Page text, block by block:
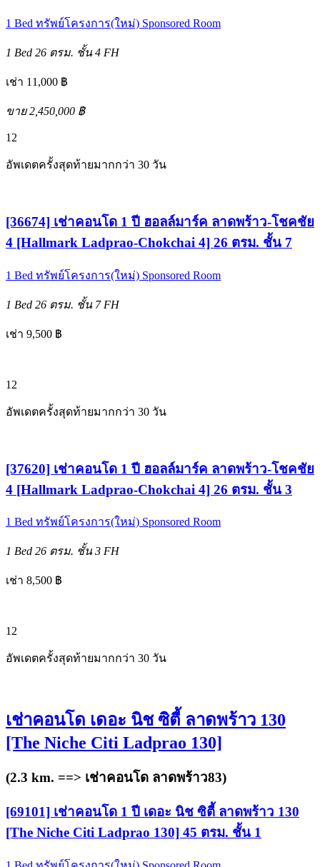
1 Bed ทรัพย์โครงการ(ใหม่) Sponsored Room
1 Bed 26 ตรม. ชั้น 4 FH
เช่า 11,000 ฿
ขาย 2,450,000 ฿
12
อัพเดตครั้งสุดท้ายมากกว่า 30 วัน
[36674] เช่าคอนโด 1 ปี ฮอลล์มาร์ค ลาดพร้าว-โชคชัย
4 [Hallmark Ladprao-Chokchai 4] 26 ตรม. ชั้น 7
1 Bed ทรัพย์โครงการ(ใหม่) Sponsored Room
1 Bed 26 ตรม. ชั้น 7 FH
เช่า 9,500 ฿
12
อัพเดตครั้งสุดท้ายมากกว่า 30 วัน
[37620] เช่าคอนโด 1 ปี ฮอลล์มาร์ค ลาดพร้าว-โชคชัย
4 [Hallmark Ladprao-Chokchai 4] 26 ตรม. ชั้น 3
1 Bed ทรัพย์โครงการ(ใหม่) Sponsored Room
1 Bed 26 ตรม. ชั้น 3 FH
เช่า 8,500 ฿
12
อัพเดตครั้งสุดท้ายมากกว่า 30 วัน
เช่าคอนโด เดอะ นิช ซิตี้ ลาดพร้าว 130
[The Niche Citi Ladprao 130]
(2.3 km. ==> เช่าคอนโด ลาดพร้าว83)
[69101] เช่าคอนโด 1 ปี เดอะ นิช ซิตี้ ลาดพร้าว 130
[The Niche Citi Ladprao 130] 45 ตรม. ชั้น 1